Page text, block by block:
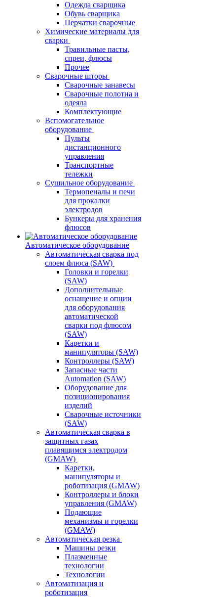
Одежда сварщика
Обувь сварщика
Перчатки сварочные
Химические материалы для
сварки
Травильные пасты,
спреи, флюсы
Прочее
Сварочные шторы
Сварочные занавесы
Сварочные полотна и
одеяла
Комплектующие
Вспомогательное
оборудование
Пульты
дистанционного
управления
Транспортные
тележки
Сушильное оборудование
Термопеналы и печи
для прокалки
электродов
Бункеры для хранения
флюсов
Автоматическое оборудование
Автоматическая сварка под
слоем флюса (SAW)
Головки и горелки
(SAW)
Дополнительные
оснащение и опции
для оборудования
автоматической
сварки под флюсом
(SAW)
Каретки и
манипуляторы (SAW)
Контроллеры (SAW)
Запасные части
Automation (SAW)
Оборудование для
позиционирования
изделий
Сварочные источники
(SAW)
Автоматическая сварка в
защитных газах
плавящимся электродом
(GMAW)
Каретки,
манипуляторы и
роботизация (GMAW)
Контроллеры и блоки
управления (GMAW)
Подающие
механизмы и горелки
(GMAW)
Автоматическая резка
Машины резки
Плазменные
технологии
Технологии
Автоматизация и
роботизация